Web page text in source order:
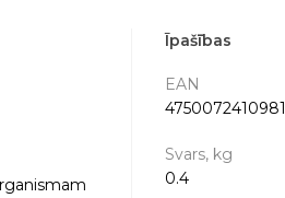
Īpašības
EAN
4750072410981
Svars, kg
0.4